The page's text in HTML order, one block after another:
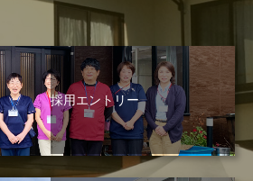
採用エントリー